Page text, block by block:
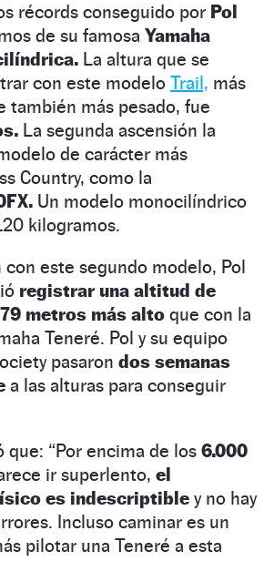
récords conseguido por Pol
de su famosa Yamaha
La altura que se
con este modelo Trail, más
también más pesado, fue
La segunda ascensión la
de carácter más
Country, como la
Un modelo monocilíndrico
kilogramos.
con este segundo modelo, Pol
registrar una altitud de
metros más alto que con la
Teneré. Pol y su equipo
pasaron dos semanas
a las alturas para conseguir
que: “Por encima de los 6.000
ir superlento, el
es indescriptible y no hay
Incluso caminar es un
pilotar una Teneré a esta